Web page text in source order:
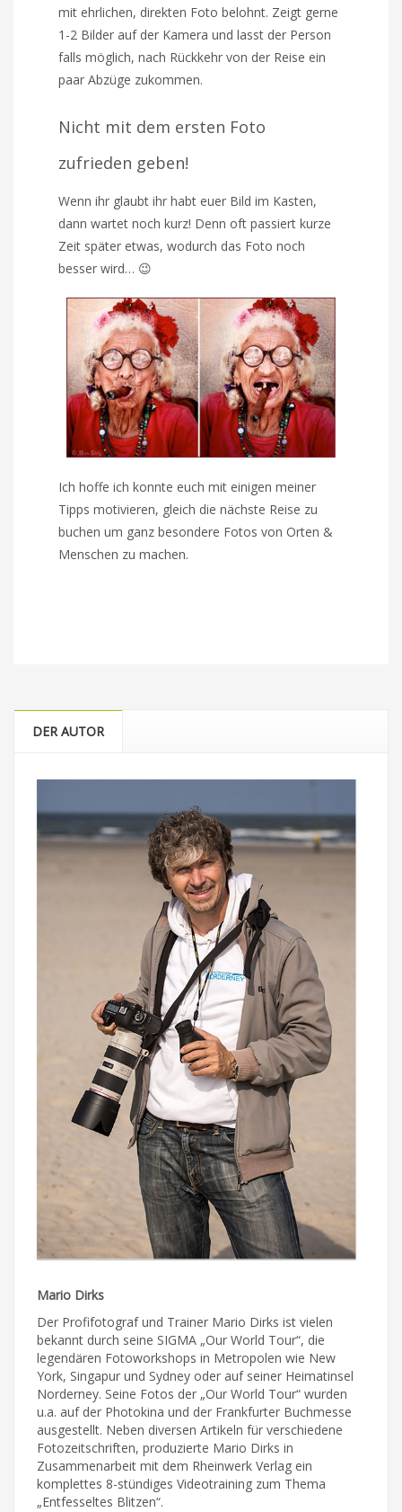
mit ehrlichen, direkten Foto belohnt. Zeigt gerne
1-2 Bilder auf der Kamera und lasst der Person
falls möglich, nach Rückkehr von der Reise ein
paar Abzüge zukommen.
Nicht mit dem ersten Foto
zufrieden geben!
Wenn ihr glaubt ihr habt euer Bild im Kasten,
dann wartet noch kurz! Denn oft passiert kurze
Zeit später etwas, wodurch das Foto noch
besser wird… 😉
Ich hoffe ich konnte euch mit einigen meiner
Tipps motivieren, gleich die nächste Reise zu
buchen um ganz besondere Fotos von Orten &
Menschen zu machen.
DER AUTOR
Mario Dirks
Der Profifotograf und Trainer Mario Dirks ist vielen
bekannt durch seine SIGMA „Our World Tour“, die
legendären Fotoworkshops in Metropolen wie New
York, Singapur und Sydney oder auf seiner Heimatinsel
Norderney. Seine Fotos der „Our World Tour“ wurden
u.a. auf der Photokina und der Frankfurter Buchmesse
ausgestellt. Neben diversen Artikeln für verschiedene
Fotozeitschriften, produzierte Mario Dirks in
Zusammenarbeit mit dem Rheinwerk Verlag ein
komplettes 8-stündiges Videotraining zum Thema
„Entfesseltes Blitzen“.